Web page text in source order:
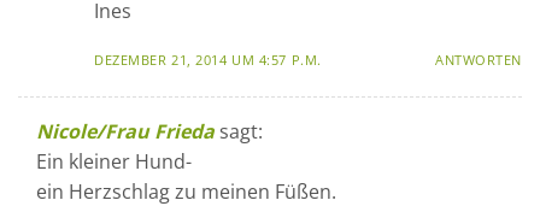
Ines
DEZEMBER 21, 2014 UM 4:57 P.M. ANTWORTEN
Nicole/Frau Frieda sagt:
Ein kleiner Hund-
ein Herzschlag zu meinen Füßen.